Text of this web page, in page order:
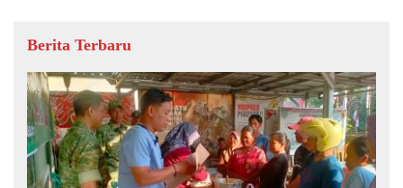
Berita Terbaru